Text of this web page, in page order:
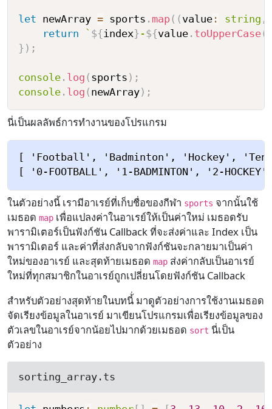
let newArray = sports . map( ( value: string ,
return
` ${index} -${value. toUpperCase(
} ) ;
console. log ( sports ) ;
console. log ( newArray) ;
นี่เป็นผลลัพธ์การทำงานของโปรแกรม
[ 'Football', 'Badminton', 'Hockey',
ในตัวอย่างนี้ เรามีอาเรย์ที่เก็บชื่อของกีฬา sports จากนั้นใช้
เมธอดmap เพื่อแปลงค่าในอาเรย์ให้เป็นค่าใหม่ เมธอดรับ
พารามิเตอร์เป็นฟังก์ชัน Callback ที่จะส่งค่าและ Index เป็น
พารามิเตอร์ และค่าที่ส่งกลับจากฟังก์ชันจะกลายมาเป็นค่า
ใหม่ของอาเรย์ และสุดท้ายเมธอดmap ส่งค่ากลับเป็นอาเรย์
ใหม่ที่ทุกสมาชิกในอาเรย์ถูกเปลี่ยนโดยฟังก์ชัน Callback
สำหรับตัวอย่างสุดท้ายในบทนี้่ มาดูตัวอย่างการใช้งานเมธอด
จัดเรียงข้อมูลในอาเรย์ มาเขียนโปรแกรมเพื่อเรียงข้อมูลของ
ตัวเลขในอาเรย์จากน้อยไปมากด้วยเมธอด sort นี่เป็น
ตัวอย่าง
sorting_array.ts